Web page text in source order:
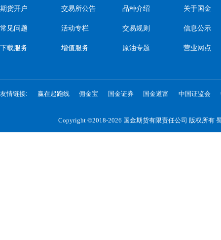
期货开户
常见问题
下载服务
交易所公告
活动专栏
增值服务
品种介绍
交易规则
原油专题
关于国金
信息公示
营业网点
友情链接: 赢在起跑线 佣金宝 国金证券 国金道富 中国证监会
Copyright ©2018-2026 国金期货有限责任公司 版权所有